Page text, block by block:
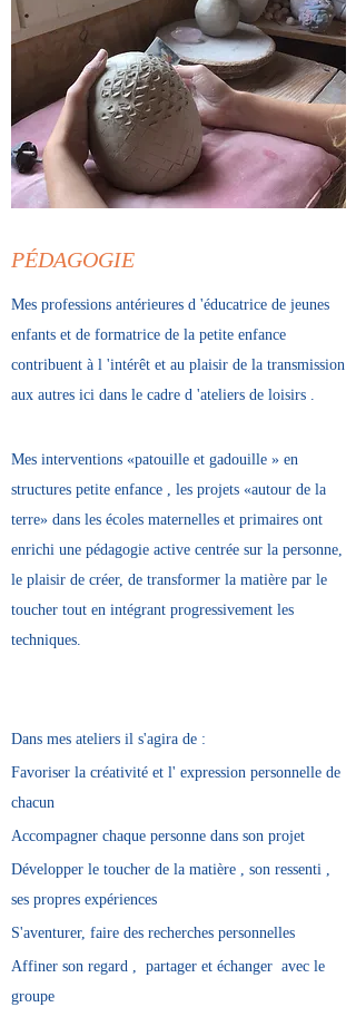
PÉDAGOGIE
Mes professions antérieures d 'éducatrice de jeunes
enfants et de formatrice de la petite enfance
contribuent à l 'intérêt et au plaisir de la transmission
aux autres ici dans le cadre d 'ateliers de loisirs .
Mes interventions «patouille et gadouille » en
structures petite enfance , les projets «autour de la
terre» dans les écoles maternelles et primaires ont
enrichi une pédagogie active centrée sur la personne,
le plaisir de créer, de transformer la matière par le
toucher tout en intégrant progressivement les
techniques.
Dans mes ateliers il s'agira de :
Favoriser la créativité et l' expression personnelle de
chacun
Accompagner chaque personne dans son projet
Développer le toucher de la matière , son ressenti ,
ses propres expériences
S'aventurer, faire des recherches personnelles
Affiner son regard , partager et échanger avec le
groupe